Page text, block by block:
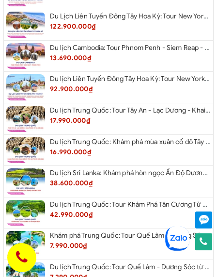
Du Lịch Liên Tuyến Đông Tây Hoa Kỳ: Tour New York - Boston - New Hampshire - Artist’s Bluff - Echo Lake Kancamagus Highway - White Mountains - Albany - Buffalo - Niagara Falls Corning - Washington Dc - Las Vegas - Red Rock Canyon - Los Angeles - San Diego Từ Hà Nội 2026
122.900.000₫
Du lịch Cambodia: Tour Phnom Penh - Siem Reap - Phnom Penh
13.690.000₫
Du lịch Liên Tuyến Đông Tây Hoa Kỳ: Tour New York - Philadelphia - Delaware - Washington D.C - Las Vegas - Red rock Canyon - Little Saigon - Santa Monica - Los Angeles - San Diego từ Hà Nội 2026
92.900.000₫
Du lịch Trung Quốc: Tour Tây An - Lạc Dương - Khai Phong từ Hà Nội 2026
17.990.000₫
Du lịch Trung Quốc: Khám phá mùa xuân cố đô Tây An từ Hà Nội 2026
16.990.000₫
Du lịch Sri Lanka: Khám phá hòn ngọc Ấn Độ Dương 2026
38.600.000₫
Du lịch Trung Quốc: Tour Khám Phá Tân Cương Từ Hà Nội 2026
42.990.000₫
Khám phá Trung Quốc: Tour Quế Lâm - Dương Sóc từ Hà Nội 2026
7.990.000₫
Du lịch Trung Quốc: Tour Quế Lâm - Dương Sóc từ Hà Nội 2026